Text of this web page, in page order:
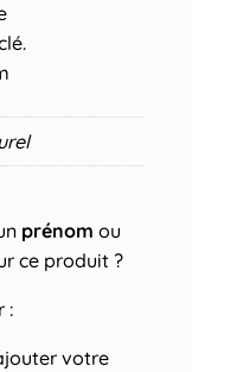
prénom ou
ce produit ?
:
votre